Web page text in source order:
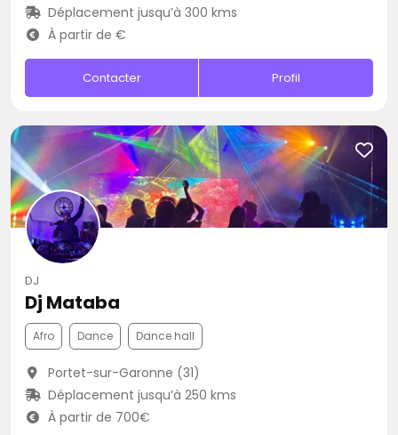
Déplacement jusqu’à 300 kms
À partir de €
Contacter Profil
DJ
Dj Mataba
Afro Dance Dance hall
Portet-sur-Garonne (31)
Déplacement jusqu’à 250 kms
À partir de 700€